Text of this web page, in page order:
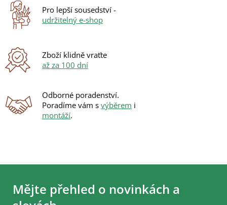
r
u
Pro lepší sousedství -
udržitelný e-shop
Zboží klidně vraťte
až za 100 dní
Odborné poradenství.
Poradíme vám s výběrem i
montáží.
Z
Mějte přehled o novinkách a